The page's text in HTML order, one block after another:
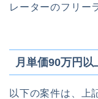
レーターのフリー
月単価90万円
以下の案件は、上